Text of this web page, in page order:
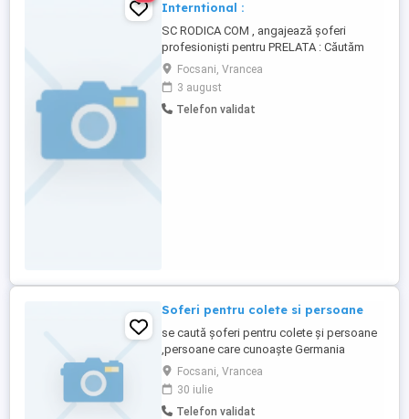
Interntional :
SC RODICA COM , angajează șoferi
profesioniști pentru PRELATA : Căutăm
șoferi profesioniști cu experiență în
transport internațional cu semiremorcă tip
prelată. Activitatea constă în efectuarea
curselor pe ruta Franța Spania Franța.
Focsani, Vrancea
3 august
Telefon validat
Soferi pentru colete si persoane
se caută șoferi pentru colete și persoane
,persoane care cunoaște Germania
,Olanda ,Belgia se caută și șoferi pentru
transport auto 3 poziții ,la fel cunoscători
în domeniu
Focsani, Vrancea
30 iulie
Telefon validat